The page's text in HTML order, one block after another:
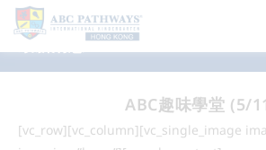
最新消息
ABC趣味學堂 (5/
[vc_row][vc_column][vc_single_image